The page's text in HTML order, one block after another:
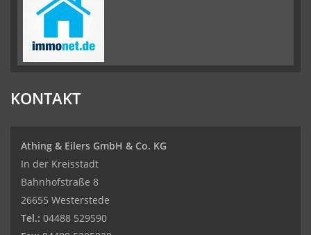
KONTAKT
Athing & Eilers GmbH & Co. KG
In der Kreisstadt
Bahnhofstraße 8
26655 Westerstede
Tel.: 04488 529590